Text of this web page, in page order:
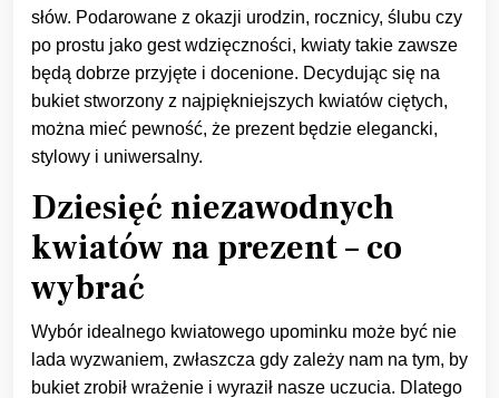
słów. Podarowane z okazji urodzin, rocznicy, ślubu czy
po prostu jako gest wdzięczności, kwiaty takie zawsze
będą dobrze przyjęte i docenione. Decydując się na
bukiet stworzony z najpiękniejszych kwiatów ciętych,
można mieć pewność, że prezent będzie elegancki,
stylowy i uniwersalny.
Dziesięć niezawodnych
kwiatów na prezent – co
wybrać
Wybór idealnego kwiatowego upominku może być nie
lada wyzwaniem, zwłaszcza gdy zależy nam na tym, by
bukiet zrobił wrażenie i wyraził nasze uczucia. Dlatego